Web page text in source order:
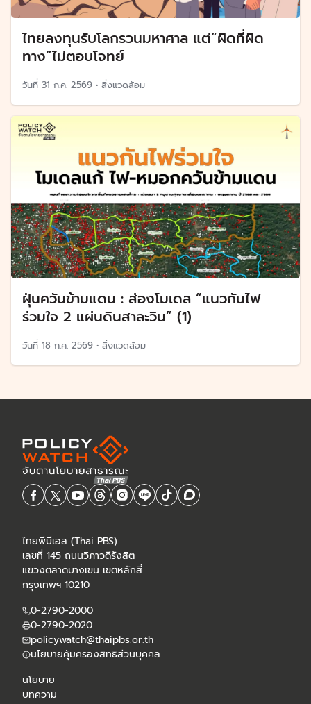
ไทยลงทุนรับโลกรวนมหาศาล แต่“ผิดที่ผิด
ทาง”ไม่ตอบโจทย์
วันที่ 31 ก.ค. 2569 • สิ่งแวดล้อม
ฝุ่นควันข้ามแดน : ส่องโมเดล “แนวกันไฟ
ร่วมใจ 2 แผ่นดินสาละวิน” (1)
วันที่ 18 ก.ค. 2569 • สิ่งแวดล้อม
ไทยพีบีเอส (Thai PBS)
เลขที่ 145 ถนนวิภาวดีรังสิต
แขวงตลาดบางเขน เขตหลักสี่
กรุงเทพฯ 10210
0-2790-2000
0-2790-2020
policywatch@thaipbs.or.th
นโยบายคุ้มครองสิทธิส่วนบุคคล
นโยบาย
บทความ